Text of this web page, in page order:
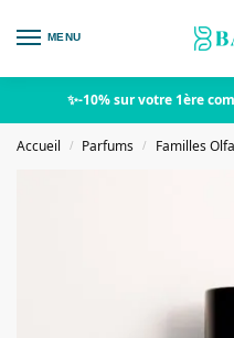
MENU
✨-10% sur votre 1ère
Accueil / Parfums / Familles